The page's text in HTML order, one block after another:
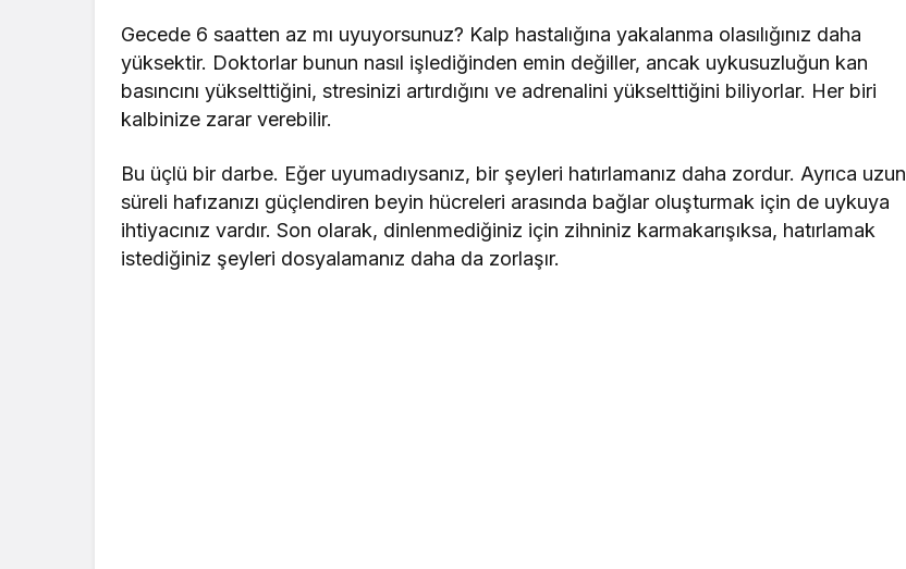
Gecede 6 saatten az mı uyuyorsunuz? Kalp hastalığına yakalanma olasılığınız daha
yüksektir. Doktorlar bunun nasıl işlediğinden emin değiller, ancak uykusuzluğun kan
basıncını yükselttiğini, stresinizi artırdığını ve adrenalini yükselttiğini biliyorlar. Her biri
kalbinize zarar verebilir.
Bu üçlü bir darbe. Eğer uyumadıysanız, bir şeyleri hatırlamanız daha zordur. Ayrıca uzun
süreli hafızanızı güçlendiren beyin hücreleri arasında bağlar oluşturmak için de uykuya
ihtiyacınız vardır. Son olarak, dinlenmediğiniz için zihniniz karmakarışıksa, hatırlamak
istediğiniz şeyleri dosyalamanız daha da zorlaşır.